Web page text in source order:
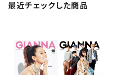
最近チェックした商品